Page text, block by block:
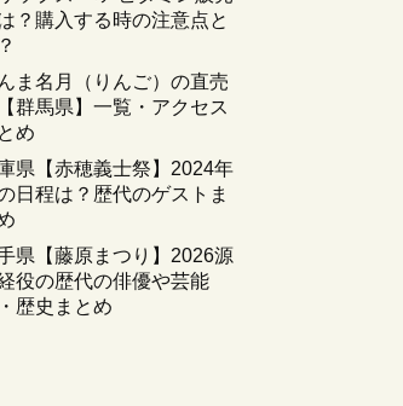
？購入する時の注意点と
ま名月（りんご）の直売
群馬県】一覧・アクセス
め
県【赤穂義士祭】2024年
日程は？歴代のゲストま
県【藤原まつり】2026源
役の歴代の俳優や芸能
歴史まとめ